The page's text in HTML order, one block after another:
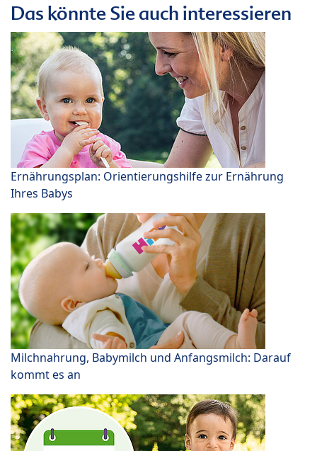
Das könnte Sie auch interessieren
Ernährungsplan: Orientierungshilfe zur Ernährung
Ihres Babys
Milchnahrung, Babymilch und Anfangsmilch: Darauf
kommt es an